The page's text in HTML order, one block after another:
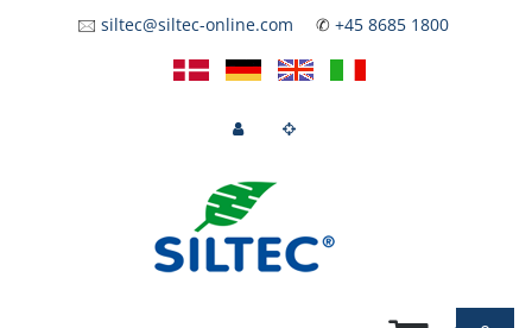
🖂 siltec@siltec-online.com ✆ +45 8685 1800